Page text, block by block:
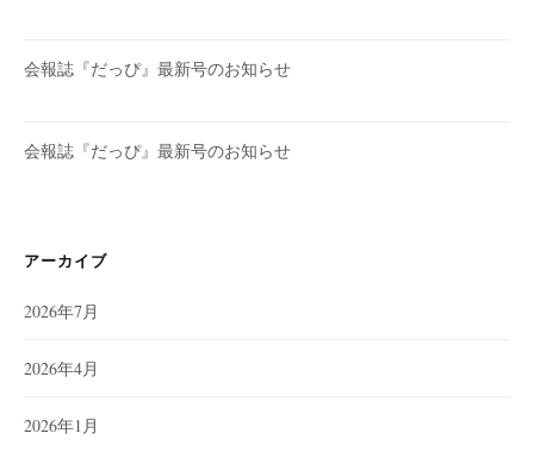
会報誌『だっぴ』最新号のお知らせ
会報誌『だっぴ』最新号のお知らせ
アーカイブ
2026年7月
2026年4月
2026年1月